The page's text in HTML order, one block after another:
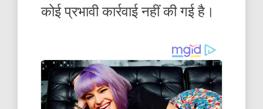
कोई प्रभावी कार्रवाई नहीं की गई है।